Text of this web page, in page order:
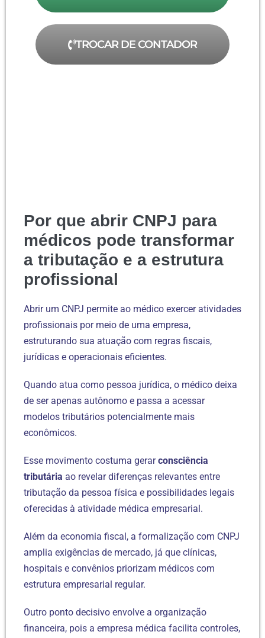
TROCAR DE CONTADOR
Por que abrir CNPJ para
médicos pode transformar
a tributação e a estrutura
profissional
Abrir um CNPJ permite ao médico exercer atividades
profissionais por meio de uma empresa,
estruturando sua atuação com regras fiscais,
jurídicas e operacionais eficientes.
Quando atua como pessoa jurídica, o médico deixa
de ser apenas autônomo e passa a acessar
modelos tributários potencialmente mais
econômicos.
Esse movimento costuma gerarconsciência
tributária ao revelar diferenças relevantes entre
tributação da pessoa física e possibilidades legais
oferecidas à atividade médica empresarial.
Além da economia fiscal, a formalização com CNPJ
amplia exigências de mercado, já que clínicas,
hospitais e convênios priorizam médicos com
estrutura empresarial regular.
Outro ponto decisivo envolve a organização
financeira, pois a empresa médica facilita controles,